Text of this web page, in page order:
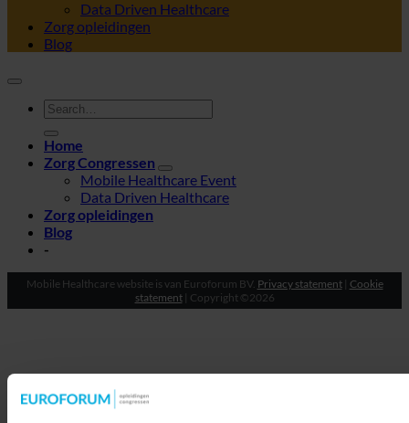
Data Driven Healthcare
Zorg opleidingen
Blog
Home
Zorg Congressen
Mobile Healthcare Event
Data Driven Healthcare
Zorg opleidingen
Blog
-
Mobile Healthcare website is van Euroforum BV. Privacy statement| Cookie
statement| Copyright ©2026